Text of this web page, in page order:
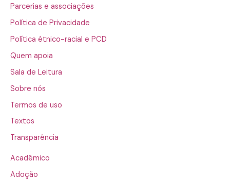
Parcerias e associações
Política de Privacidade
Política étnico-racial e PCD
Quem apoia
Sala de Leitura
Sobre nós
Termos de uso
Textos
Transparência
Acadêmico
Adoção